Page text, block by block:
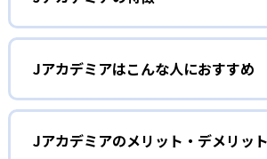
01
プロ講師が授業の大半を行う、直
バイト講師ではなく正社員が授業を担当
Jアカデミアはこんな人におすすめ
小学生
勉強へのやる気を高めたい子
Jアカデミアのメリット・デメリット